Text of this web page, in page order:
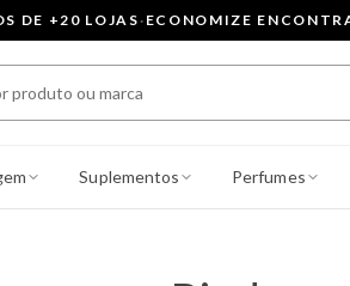
DE +20 LOJAS· ECONOMIZE
Suplementos Perfumes